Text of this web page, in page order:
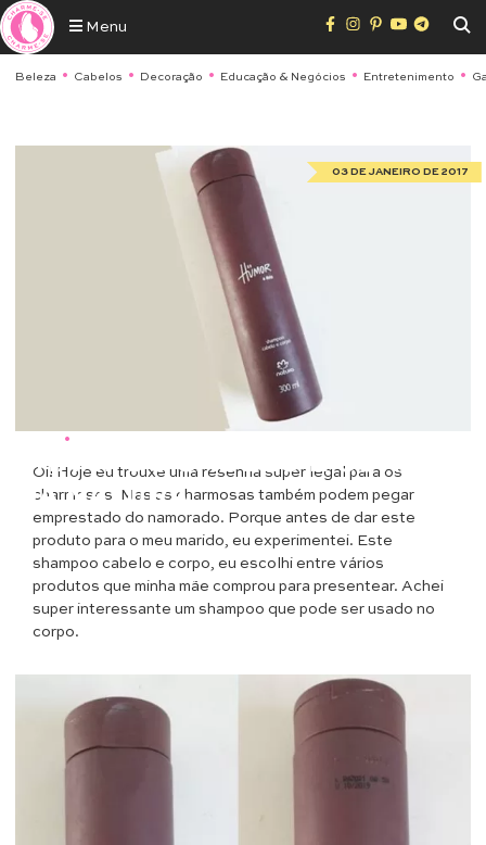
Menu
Beleza Cabelos Decoração Educação & Negócios Entretenimento
•
SHAMPOO CABELO E CORPO
DA NATURA
03 DE JANEIRO DE 2017
Oi! Hoje eu trouxe uma resenha super legal para os
charmosos. Mas as charmosas também podem pegar
emprestado do namorado. Porque antes de dar este
produto para o meu marido, eu experimentei. Este
shampoo cabelo e corpo, eu escolhi entre vários
produtos que minha mãe comprou para presentear. Achei
super interessante um shampoo que pode ser usado no
corpo.